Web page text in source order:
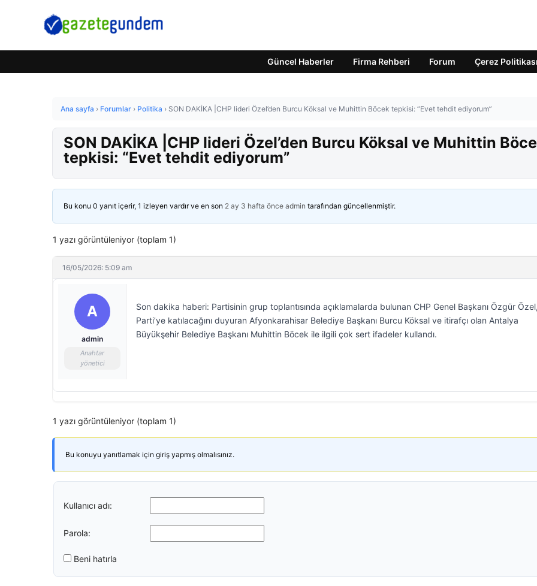
Güncel Haberler Firma Rehberi Forum Çerez Politikası
Ana sayfa › Forumlar › Politika › SON DAKİKA |CHP lideri Özel’den Burcu Köksal ve Muhittin Böcek tepkisi: “Evet tehdit ediyorum”
SON DAKİKA |CHP lideri Özel’den Burcu Köksal ve Muhittin
tepkisi: “Evet tehdit ediyorum”
Bu konu 0 yanıt içerir, 1 izleyen vardır ve en son 2 ay 3 hafta önce admin tarafından güncellenmiştir.
1 yazı görüntüleniyor (toplam 1)
16/05/2026: 5:09 am
A
admin
Anahtar
yönetici
Son dakika haberi: Partisinin grup toplantısında açıklamalarda bulunan CHP Genel Başkanı Özgür
Parti’ye katılacağını duyuran Afyonkarahisar Belediye Başkanı Burcu Köksal ve itirafçı olan Antalya
Büyükşehir Belediye Başkanı Muhittin Böcek ile ilgili çok sert ifadeler kullandı.
1 yazı görüntüleniyor (toplam 1)
Bu konuyu yanıtlamak için giriş yapmış olmalısınız.
Kullanıcı adı:
Parola:
Beni hatırla